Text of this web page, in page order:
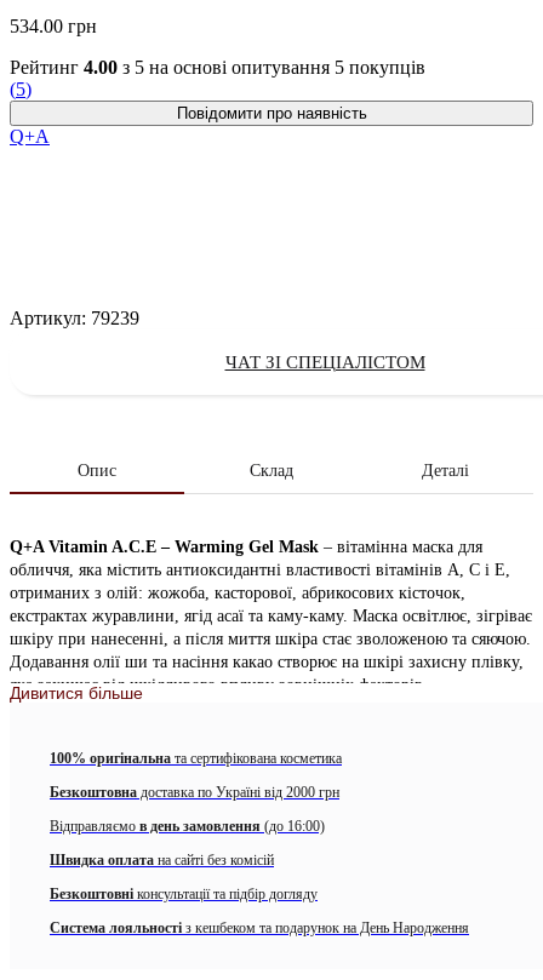
534.00 грн
Рейтинг 4.00 з 5 на основі опитування 5 покупців
(5)
Q+A
Артикул: 79239
ЧАТ ЗІ СПЕЦІАЛІСТОМ
Опис Склад Деталі
Q+A Vitamin A.C.E – Warming Gel Mask – вітамінна маска для
обличчя, яка містить антиоксидантні властивості вітамінів A, C і E,
отриманих з олій: жожоба, касторової, абрикосових кісточок,
екстрактах журавлини, ягід асаї та каму-каму. Маска освітлює, зігріває
шкіру при нанесенні, а після миття шкіра стає зволоженою та сяючою.
Додавання олії ши та насіння какао створює на шкірі захисну плівку,
яка захищає від шкідливого впливу зовнішніх факторів.
вітамін С (аскорбіл пальмітат) – освітлює шкіру та захищає
її від вільних радикалів,
олія кісточок абрикоса – заспокоює чутливу шкіру та
зволожує її,
олія авокадо – зволожує, тонізує, розгладжує шкіру,
олія жожоба – має антибактеріальні властивості, регенерує
Дивитися більше
100% оригінальна та сертифікована косметика
Безкоштовна доставка по Україні від 2000 грн
Відправляємо в день замовлення (до 16:00)
Швидка оплата на сайті без комісій
Безкоштовні консультації та підбір догляду
Система лояльності з кешбеком та подарунок на День Народження